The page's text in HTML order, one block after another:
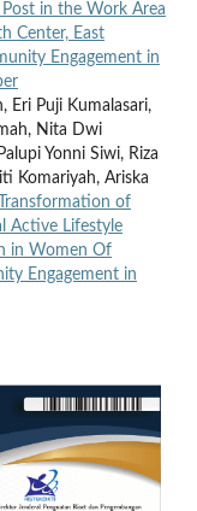
Post in the Work Area
Center, East
Engagement in
Eri Puji Kumalasari,
Nita Dwi
Yonni Siwi, Riza
Komariyah, Ariska
Transformation of
Active Lifestyle
in Women Of
Engagement in